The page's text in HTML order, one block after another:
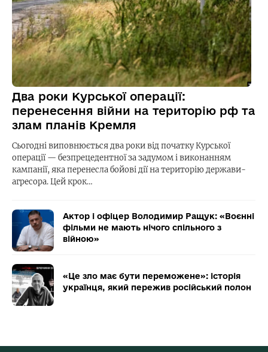
Два роки Курської операції:
перенесення війни на територію рф та
злам планів Кремля
Сьогодні виповнюється два роки від початку Курської
операції — безпрецедентної за задумом і виконанням
кампанії, яка перенесла бойові дії на територію держави-
агресора. Цей крок…
Актор і офіцер Володимир Ращук: «Воєнні
фільми не мають нічого спільного з
війною»
«Це зло має бути переможене»: історія
українця, який пережив російський полон